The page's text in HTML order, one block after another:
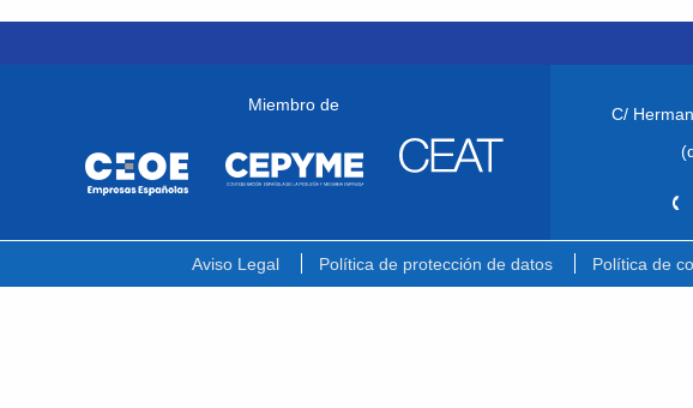
Miembro de C/
Aviso Legal Política de protección de datos Política de